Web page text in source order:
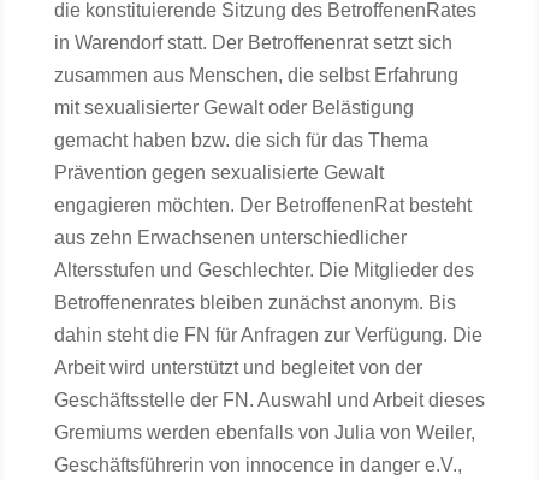
die konstituierende Sitzung des BetroffenenRates
in Warendorf statt. Der Betroffenenrat setzt sich
zusammen aus Menschen, die selbst Erfahrung
mit sexualisierter Gewalt oder Belästigung
gemacht haben bzw. die sich für das Thema
Prävention gegen sexualisierte Gewalt
engagieren möchten. Der BetroffenenRat besteht
aus zehn Erwachsenen unterschiedlicher
Altersstufen und Geschlechter. Die Mitglieder des
Betroffenenrates bleiben zunächst anonym. Bis
dahin steht die FN für Anfragen zur Verfügung. Die
Arbeit wird unterstützt und begleitet von der
Geschäftsstelle der FN. Auswahl und Arbeit dieses
Gremiums werden ebenfalls von Julia von Weiler,
Geschäftsführerin von innocence in danger e.V.,